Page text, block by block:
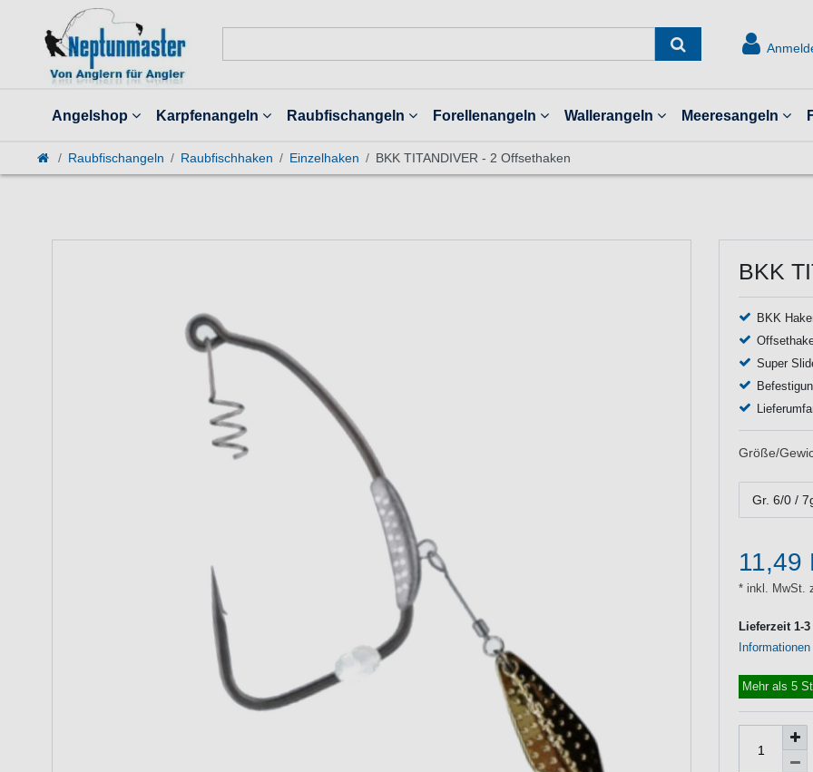
Angelshop Karpfenangeln Raubfischangeln Forellenangeln Wallerangeln Meeresangeln
Raubfischangeln Raubfischhaken Einzelhaken BKK TITANDIVER - 2 Offsethaken
BKK
BKK
Super
Größe/
Gr. 6/0 /
* inkl. MwSt.
Lieferzeit 1-
Mehr als 5